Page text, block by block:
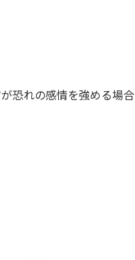
恐れの感情を強める場合